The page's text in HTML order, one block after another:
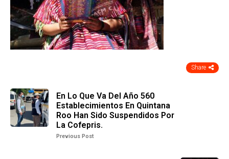
Share
En Lo Que Va Del Año 560
Establecimientos En Quintana
Roo Han Sido Suspendidos Por
La Cofepris.
Previous Post